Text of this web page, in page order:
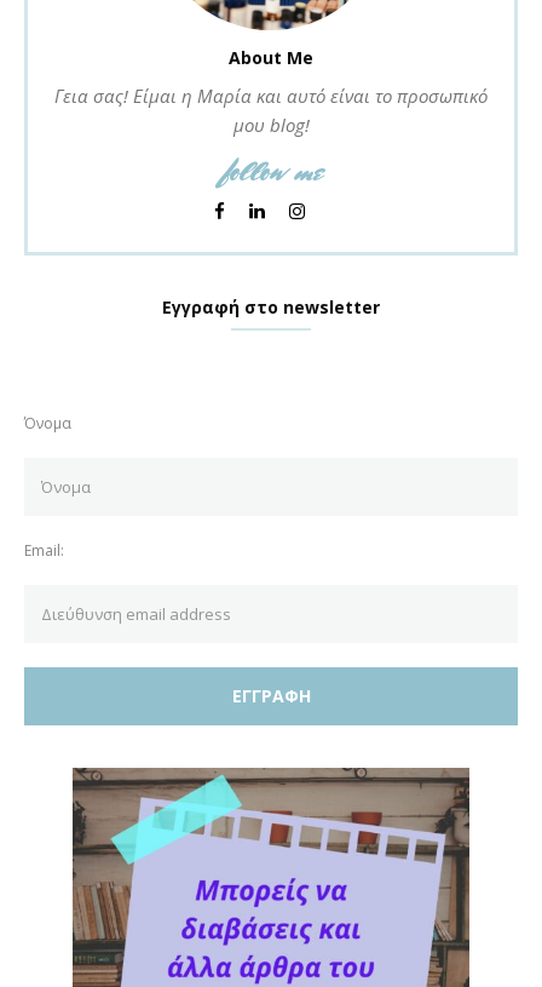
About Me
Γεια σας! Είμαι η Μαρία και αυτό είναι το προσωπικό
μου blog!
follow me
Εγγραφή στο newsletter
Όνομα
Email: